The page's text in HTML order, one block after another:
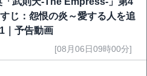
じ：怨恨の炎～愛する人を追
｜予告動画
[08月06日09時00分]